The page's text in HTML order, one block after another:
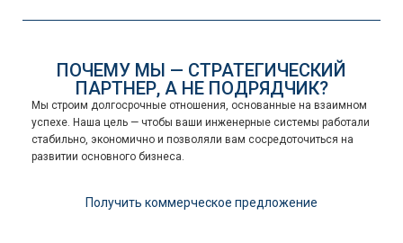
ПОЧЕМУ МЫ — СТРАТЕГИЧЕСКИЙ
ПАРТНЕР, А НЕ ПОДРЯДЧИК?
Мы строим долгосрочные отношения, основанные на взаимном
успехе. Наша цель — чтобы ваши инженерные системы работали
стабильно, экономично и позволяли вам сосредоточиться на
развитии основного бизнеса.
Получить коммерческое предложение